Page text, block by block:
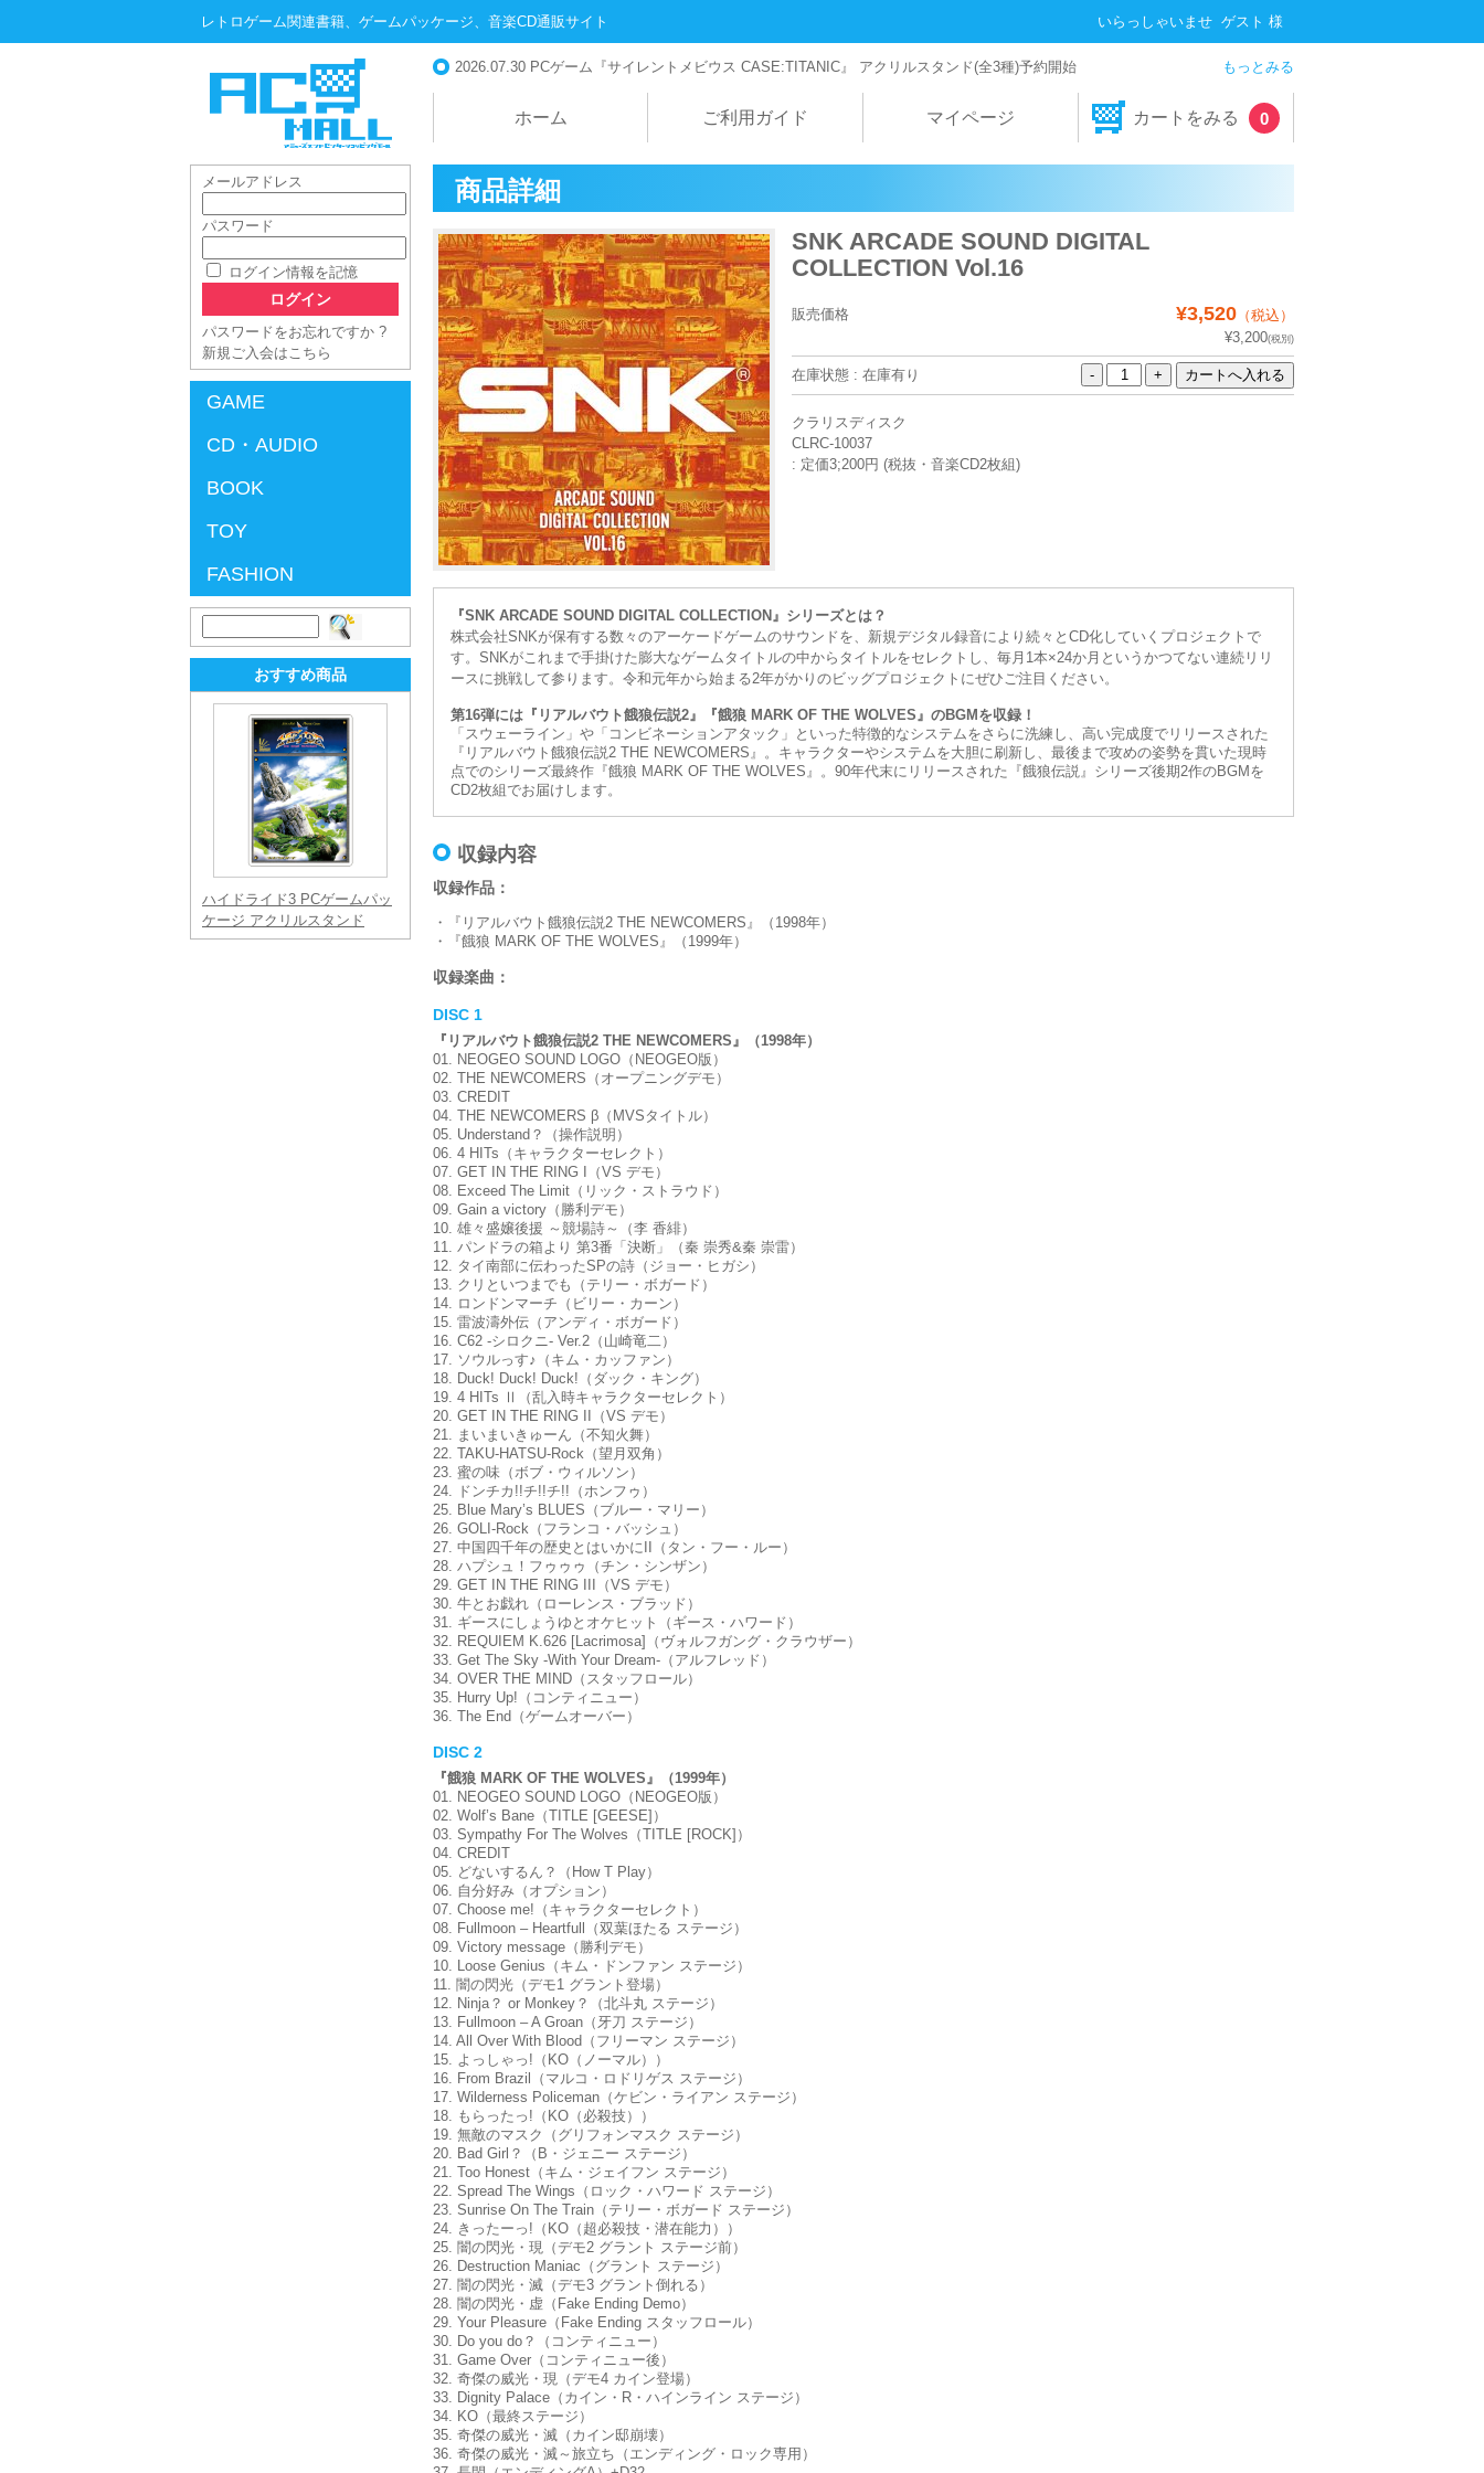
レトロゲーム関連書籍、ゲームパッケージ、音楽CD通販サイト いらっしゃいませ ゲスト 様
AC-MALL
もっとみる
2026.07.30 PCゲーム『サイレントメビウス CASE:TITANIC』 アクリルスタンド(全3種)予約開始
ホーム ご利用ガイド マイページ カートをみる 0
商品詳細
SNK ARCADE SOUND DIGITAL
COLLECTION Vol.16
販売価格 ¥3,520 （税込）
¥3,200(税別)
在庫状態 : 在庫有り
クラリスディスク
CLRC-10037
: 定価3;200円 (税抜・音楽CD2枚組)
『SNK ARCADE SOUND DIGITAL COLLECTION』シリーズとは？
株式会社SNKが保有する数々のアーケードゲームのサウンドを、新規デジタル録音により続々とCD化していくプロジェクトで
す。SNKがこれまで手掛けた膨大なゲームタイトルの中からタイトルをセレクトし、毎月1本×24か月というかつてない連続リリ
ースに挑戦して参ります。令和元年から始まる2年がかりのビッグプロジェクトにぜひご注目ください。
第16弾には『リアルバウト餓狼伝説2』『餓狼 MARK OF THE WOLVES』のBGMを収録！
「スウェーライン」や「コンビネーションアタック」といった特徴的なシステムをさらに洗練し、高い完成度でリリースされた
『リアルバウト餓狼伝説2 THE NEWCOMERS』。キャラクターやシステムを大胆に刷新し、最後まで攻めの姿勢を貫いた現時
点でのシリーズ最終作『餓狼 MARK OF THE WOLVES』。90年代末にリリースされた『餓狼伝説』シリーズ後期2作のBGMを
CD2枚組でお届けします。
収録内容
収録作品：
・『リアルバウト餓狼伝説2 THE NEWCOMERS』（1998年）
・『餓狼 MARK OF THE WOLVES』（1999年）
収録楽曲：
DISC 1
『リアルバウト餓狼伝説2 THE NEWCOMERS』（1998年）
01. NEOGEO SOUND LOGO（NEOGEO版）
02. THE NEWCOMERS（オープニングデモ）
03. CREDIT
04. THE NEWCOMERS β（MVSタイトル）
05. Understand？（操作説明）
06. 4 HITs（キャラクターセレクト）
07. GET IN THE RING I（VS デモ）
08. Exceed The Limit（リック・ストラウド）
09. Gain a victory（勝利デモ）
10. 雄々盛嬢後援 ～競場詩～（李 香緋）
11. パンドラの箱より 第3番「決断」（秦 崇秀&秦 崇雷）
12. タイ南部に伝わったSPの詩（ジョー・ヒガシ）
13. クリといつまでも（テリー・ボガード）
14. ロンドンマーチ（ビリー・カーン）
15. 雷波濤外伝（アンディ・ボガード）
16. C62 -シロクニ- Ver.2（山崎竜二）
17. ソウルっす♪（キム・カッファン）
18. Duck! Duck! Duck!（ダック・キング）
19. 4 HITs Ⅱ（乱入時キャラクターセレクト）
20. GET IN THE RING II（VS デモ）
21. まいまいきゅーん（不知火舞）
22. TAKU-HATSU-Rock（望月双角）
23. 蜜の味（ボブ・ウィルソン）
24. ドンチカ!!チ!!チ!!（ホンフゥ）
25. Blue Mary’s BLUES（ブルー・マリー）
26. GOLI-Rock（フランコ・バッシュ）
27. 中国四千年の歴史とはいかにII（タン・フー・ルー）
28. ハプシュ！フゥゥゥ（チン・シンザン）
29. GET IN THE RING III（VS デモ）
30. 牛とお戯れ（ローレンス・ブラッド）
31. ギースにしょうゆとオケヒット（ギース・ハワード）
32. REQUIEM K.626 [Lacrimosa]（ヴォルフガング・クラウザー）
33. Get The Sky -With Your Dream-（アルフレッド）
34. OVER THE MIND（スタッフロール）
35. Hurry Up!（コンティニュー）
36. The End（ゲームオーバー）
DISC 2
『餓狼 MARK OF THE WOLVES』（1999年）
01. NEOGEO SOUND LOGO（NEOGEO版）
02. Wolf’s Bane（TITLE [GEESE]）
03. Sympathy For The Wolves（TITLE [ROCK]）
04. CREDIT
05. どないするん？（How T Play）
06. 自分好み（オプション）
07. Choose me!（キャラクターセレクト）
08. Fullmoon – Heartfull（双葉ほたる ステージ）
09. Victory message（勝利デモ）
10. Loose Genius（キム・ドンファン ステージ）
11. 闇の閃光（デモ1 グラント登場）
12. Ninja？ or Monkey？（北斗丸 ステージ）
13. Fullmoon – A Groan（牙刀 ステージ）
14. All Over With Blood（フリーマン ステージ）
15. よっしゃっ!（KO（ノーマル））
16. From Brazil（マルコ・ロドリゲス ステージ）
17. Wilderness Policeman（ケビン・ライアン ステージ）
18. もらったっ!（KO（必殺技））
19. 無敵のマスク（グリフォンマスク ステージ）
20. Bad Girl？（B・ジェニー ステージ）
21. Too Honest（キム・ジェイフン ステージ）
22. Spread The Wings（ロック・ハワード ステージ）
23. Sunrise On The Train（テリー・ボガード ステージ）
24. きったーっ!（KO（超必殺技・潜在能力））
25. 闇の閃光・現（デモ2 グラント ステージ前）
26. Destruction Maniac（グラント ステージ）
27. 闇の閃光・滅（デモ3 グラント倒れる）
28. 闇の閃光・虚（Fake Ending Demo）
29. Your Pleasure（Fake Ending スタッフロール）
30. Do you do？（コンティニュー）
31. Game Over（コンティニュー後）
32. 奇傑の威光・現（デモ4 カイン登場）
33. Dignity Palace（カイン・R・ハインライン ステージ）
34. KO（最終ステージ）
35. 奇傑の威光・滅（カイン邸崩壊）
36. 奇傑の威光・滅～旅立ち（エンディング・ロック専用）
メールアドレス
パスワード
ログイン情報を記憶
パスワードをお忘れですか ?
新規ご入会はこちら
GAME
CD・AUDIO
BOOK
TOY
FASHION
索:
おすすめ商品
ハイドライド3 PCゲームパッ
ケージ アクリルスタンド